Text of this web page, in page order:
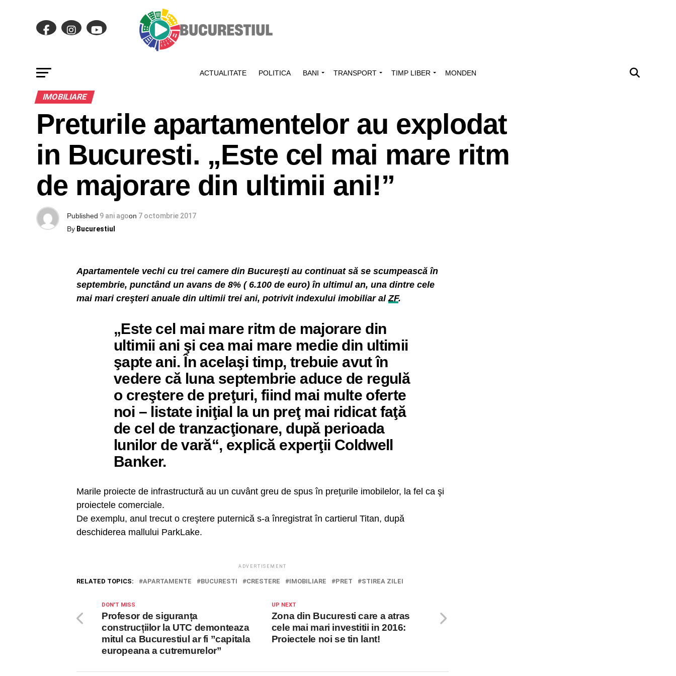
ACTUALITATE POLITICA BANI TRANSPORT TIMP LIBER MONDEN
IMOBILIARE
Preturile apartamentelor au explodat
in Bucuresti. „Este cel mai mare ritm
de majorare din ultimii ani!”
Published 9 ani agoon 7 octombrie 2017
By Bucurestiul
Apartamentele vechi cu trei camere din Bucureşti au continuat să se scumpească în
septembrie, punctând un avans de 8% ( 6.100 de euro) în ultimul an, una dintre cele
mai mari creşteri anuale din ultimii trei ani, potrivit in­de­xului imobiliar alZF.
„Este cel mai mare ritm de majorare din
ultimii ani şi cea mai mare medie din ultimii
şapte ani. În acelaşi timp, trebuie avut în
vedere că luna septembrie aduce de regulă
o creştere de preţuri, fiind mai multe oferte
noi – listate iniţial la un preţ mai ridicat faţă
de cel de tranzacţionare, după perioada
lunilor de vară“, explică experţii Coldwell
Banker.
Marile proiecte de infrastructură au un cuvânt greu de spus în preţurile imobilelor, la fel ca şi
proiectele comerciale.
De exemplu, anul trecut o creştere puternică s-a înregistrat în cartierul Titan, după
deschiderea mallului ParkLake.
ADVERTISEMENT
RELATED TOPICS: APARTAMENTE BUCURESTI CRESTERE IMOBILIARE PRET STIREA ZILEI
UP NEXT
Zona din Bucuresti care a atras
cele mai mari investitii in 2016:
Proiectele noi se tin lant!
DON'T MISS
Profesor de siguranța
construcțiilor la UTC demonteaza
mitul ca Bucurestiul ar fi ”capitala
europeana a cutremurelor”